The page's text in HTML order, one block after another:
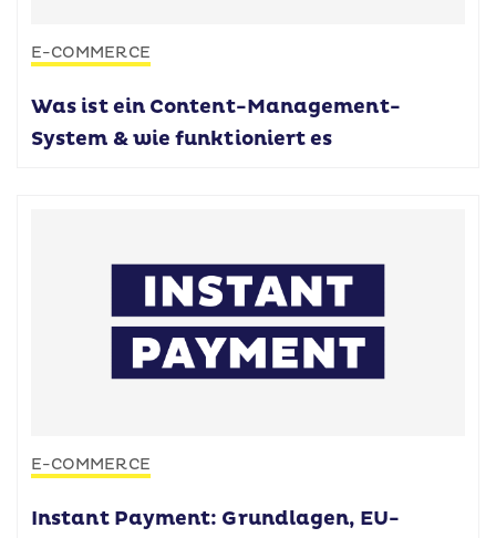
E-COMMERCE
Was ist ein Content-Management-
System & wie funktioniert es
E-COMMERCE
Instant Payment: Grundlagen, EU-